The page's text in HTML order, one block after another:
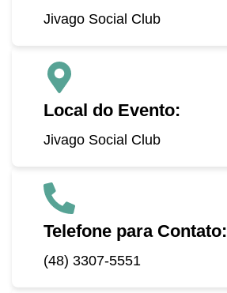
Jivago Social Club
Local do Evento:
Jivago Social Club
Telefone para Contato:
(48) 3307-5551